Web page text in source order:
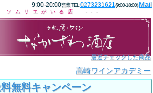
9:00-20:00営業 TEL:0273231621(9:00-18:00)Mail
ムリエがいる店 ---
最近チェックした商品
高崎ワインアカデミー
無料キャンペーン